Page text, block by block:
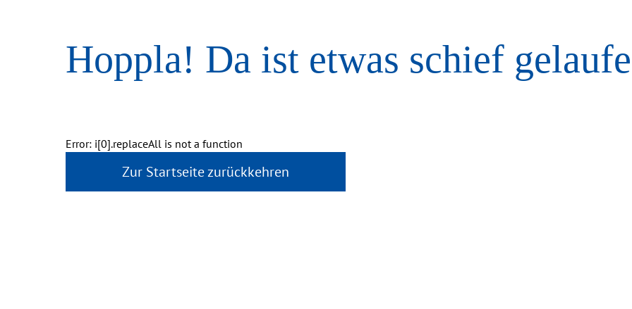
Hoppla! Da ist etwas schief
Error: i[0].replaceAll is not a function
Zur Startseite zurückkehren